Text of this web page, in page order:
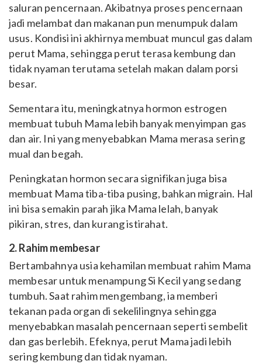
saluran pencernaan. Akibatnya proses pencernaan
jadi melambat dan makanan pun menumpuk dalam
usus. Kondisi ini akhirnya membuat muncul gas dalam
perut Mama, sehingga perut terasa kembung dan
tidak nyaman terutama setelah makan dalam porsi
besar.
Sementara itu, meningkatnya hormon estrogen
membuat tubuh Mama lebih banyak menyimpan gas
dan air. Ini yang menyebabkan Mama merasa sering
mual dan begah.
Peningkatan hormon secara signifikan juga bisa
membuat Mama tiba-tiba pusing, bahkan migrain. Hal
ini bisa semakin parah jika Mama lelah, banyak
pikiran, stres, dan kurang istirahat.
2. Rahim membesar
Bertambahnya usia kehamilan membuat rahim Mama
membesar untuk menampung Si Kecil yang sedang
tumbuh. Saat rahim mengembang, ia memberi
tekanan pada organ di sekelilingnya sehingga
menyebabkan masalah pencernaan seperti sembelit
dan gas berlebih. Efeknya, perut Mama jadi lebih
sering kembung dan tidak nyaman.